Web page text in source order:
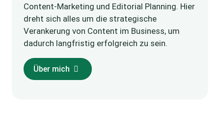
Content-Marketing und Editorial Planning. Hier
dreht sich alles um die strategische
Verankerung von Content im Business, um
dadurch langfristig erfolgreich zu sein.
Über mich